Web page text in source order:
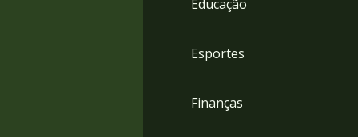
Educação
Esportes
Finanças